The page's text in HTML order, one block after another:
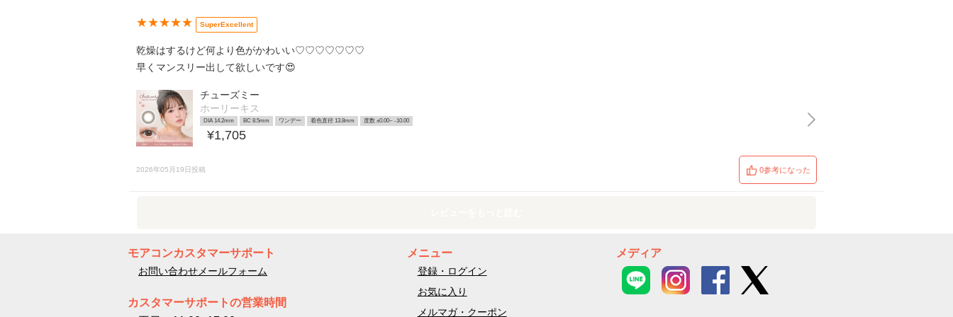
★★★★★ SuperExcellent
乾燥はするけど何より色がかわいい♡♡♡♡♡♡♡
早くマンスリー出して欲しいです😍
チューズミー
ホーリーキス
DIA 14.2mm BC 8.5mm ワンデー 着色直径 13.8mm 度数 ±0.00~ -10.00
¥1,705
2026年05月19日投稿 0参考になった
モアコンカスタマーサポート
お問い合わせメールフォーム
カスタマーサポートの営業時間
メニュー
登録・ログイン
お気に入り
メルマガ・クーポン
メディア